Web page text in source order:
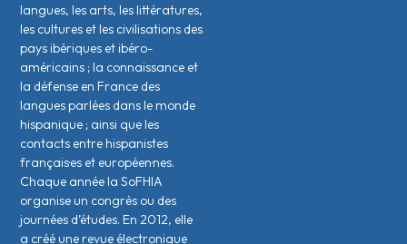
langues, les arts, les littératures,
les cultures et les civilisations des
pays ibériques et ibéro-
américains ; la connaissance et
la défense en France des
langues parlées dans le monde
hispanique ; ainsi que les
contacts entre hispanistes
français·es et européen·nes.
Chaque année la SoFHIA
organise un congrès ou des
journées d’études. En 2012, elle
a créé une revue électronique